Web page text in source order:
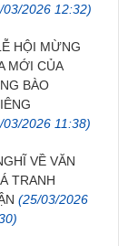
03/2026 12:32)
HỘI MỪNG
MỚI CỦA
BÀO
03/2026 11:38)
VỀ VĂN
TRANH
(25/03/2026